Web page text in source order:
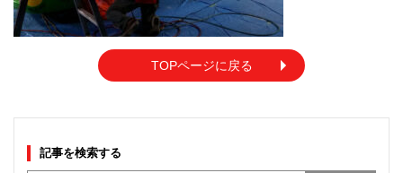
TOPページに戻る
記事を検索する